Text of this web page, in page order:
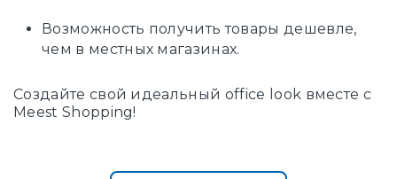
Возможность получить товары дешевле,
чем в местных магазинах.
Создайте свой идеальный office look вместе с
Meest Shopping!